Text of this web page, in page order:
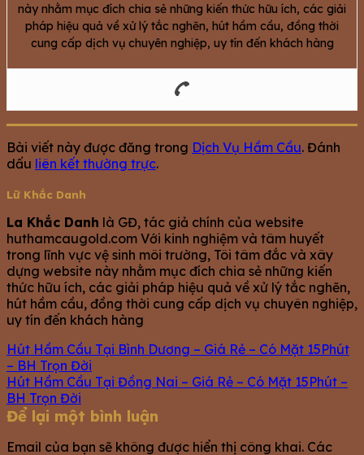
này nhằm mục đích chia sẻ những kiến thức hữu ích, các giải
pháp hiệu quả về xử lý tắc nghẽn, hút hầm cầu, đồng thời
cung cấp dịch vụ chuyên nghiệp, uy tín đến khách hàng
Bài viết này được đăng trong Dịch Vụ Hầm Cầu. Đánh
dấu liên kết thường trực.
Lữ Khắc Danh
La Khắc Danh là GĐ, tác giả chính của website
huthamcaugold.com Với kinh nghiệm và tâm huyết
trong lĩnh vực vệ sinh môi trường, Tôi tâm đắc và xây
dựng website này nhằm mục đích chia sẻ những kiến
thức hữu ích, các giải pháp hiệu quả về xử lý tắc nghẽn,
hút hầm cầu, đồng thời cung cấp dịch vụ chuyên nghiệp,
uy tín đến khách hàng
Hút Hầm Cầu Tại Bình Dương – Giá Rẻ – Có Mặt 15Phút
– BH Trọn Đời
Hút Hầm Cầu Tại Đồng Nai – Giá Rẻ – Có Mặt 15Phút –
BH Trọn Đời
Để lại một bình luận
Email của bạn sẽ không được hiển thị công khai. Các